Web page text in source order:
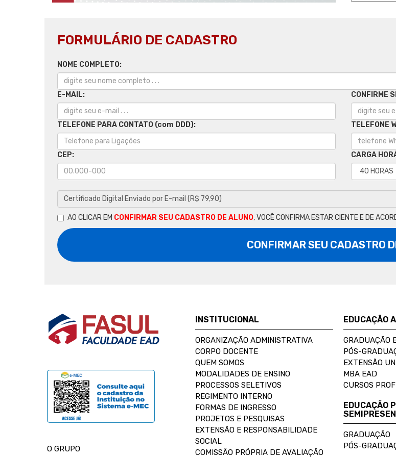
FORMULÁRIO DE CADASTRO
NOME COMPLETO:
E-MAIL: CONFIRME
TELEFONE PARA CONTATO (com DDD): TELEFONE
CEP: CARGA
AO CLICAR EM CONFIRMAR SEU CADASTRO DE ALUNO, VOCÊ CONFIRMA ESTAR CIENTE E DE
CONFIRMAR SEU CADASTRO
O GRUPO
INSTITUCIONAL
ORGANIZAÇÃO ADMINISTRATIVA
CORPO DOCENTE
QUEM SOMOS
MODALIDADES DE ENSINO
PROCESSOS SELETIVOS
REGIMENTO INTERNO
FORMAS DE INGRESSO
PROJETOS E PESQUISAS
EXTENSÃO E RESPONSABILIDADE
SOCIAL
COMISSÃO PRÓPRIA DE AVALIAÇÃO
EDUCAÇÃO
GRADUAÇÃO
PÓS-
EXTENSÃO
MBA EAD
CURSOS
EDUCAÇÃO
GRADUAÇÃO
PÓS-